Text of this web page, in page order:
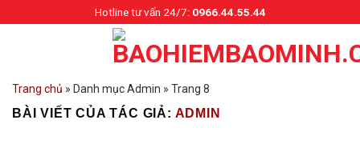
to
Hotline tư vấn 24/7:0966.44.55.44
Trang chủ » Danh mục Admin » Trang 8
BÀI VIẾT CỦA TÁC GIẢ: ADMIN